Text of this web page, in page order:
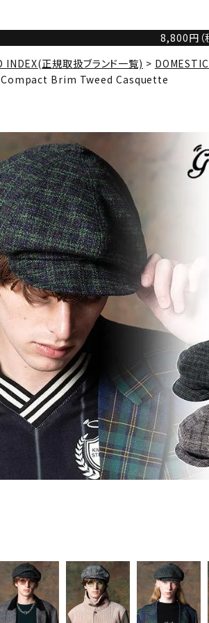
8,800円（
INDEX(正規取扱ブランド一覧)
Compact Brim Tweed Casquette